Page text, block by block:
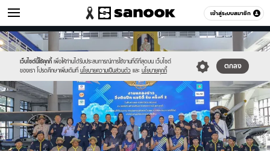
เข้าสู่ระบบสมาชิก
เศรษฐกิจ หมวดอื่นๆ
เว็บไซต์นี้ใช้คุกกี้ เพื่อให้ท่านได้รับประสบการณ์การใช้งานที่ดีที่สุดบน เว็บไซต์
ของเรา โปรดศึกษาเพิ่มเติมที่ นโยบายความเป็นส่วนตัว และ นโยบายคุกกี้
ตกลง
Sanook
//s.isanook.com/sr/0/images/logo-
new-
sanook.png
600
60
//s.isanook.com/mn/0/ud/186/933943/new-
thumbnail1200x720(60).jpg